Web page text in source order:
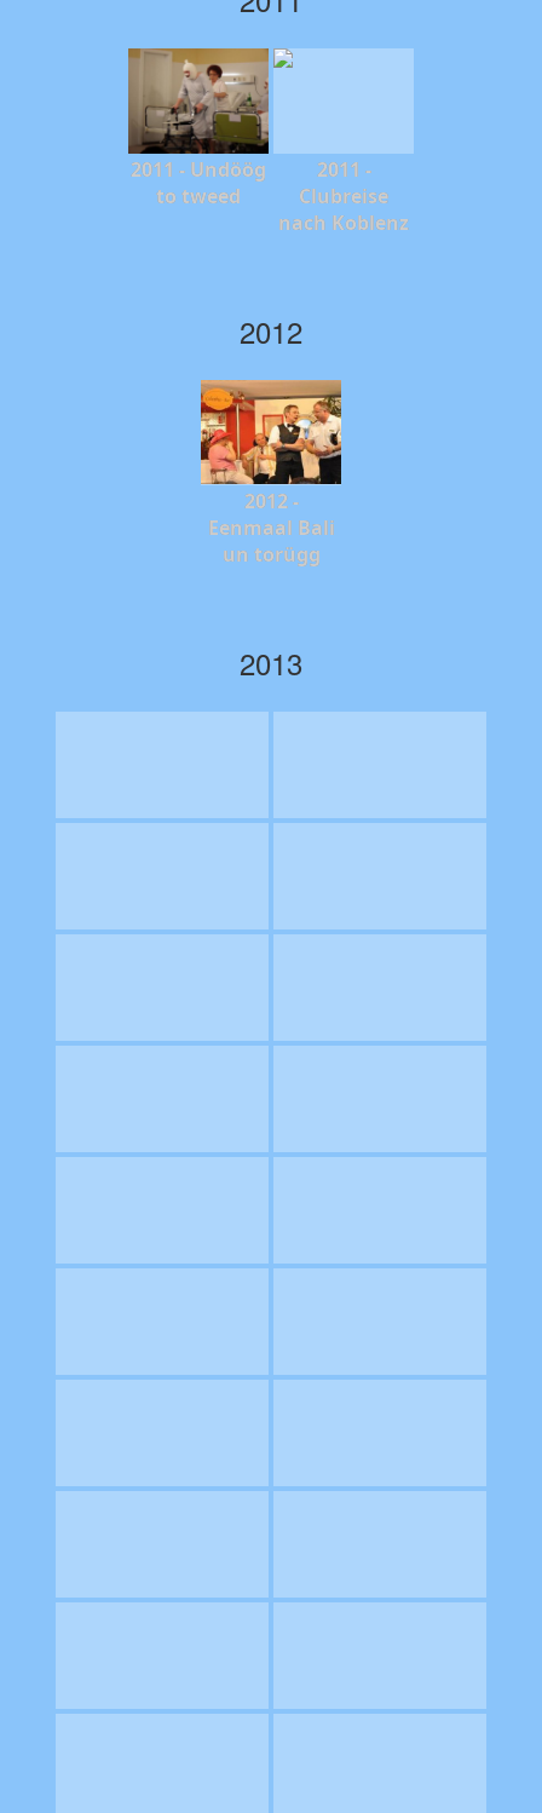
2011 - Undöög
to tweed
2011 -
Clubreise
nach Koblenz
2012
2012 -
Eenmaal Bali
un torügg
2013